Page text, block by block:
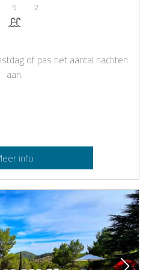
5
2
Zwembad
of pas het aantal nachten
aan.
info